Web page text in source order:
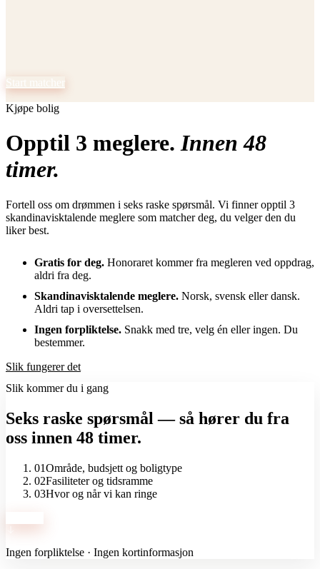
KjøpeMatch med skandinavisk megler
Selge
Opptil 3 meglere som vil selge for deg
Nybygg
Advokat
Verktøy
Guider
Områder
Kostnadskalkulator
Modelo 210-kalkulator
Eiendomsordliste
Kjøpe bolig
Opptil 3 meglere. Innen 48
timer.
Fortell oss om drømmen i seks raske spørsmål. Vi finner opptil 3
skandinavisktalende meglere som matcher deg, du velger den du
liker best.
Gratis for deg. Honoraret kommer fra megleren ved oppdrag,
aldri fra deg.
Skandinavisktalende meglere. Norsk, svensk eller dansk.
Aldri tap i oversettelsen.
Ingen forpliktelse. Snakk med tre, velg én eller ingen. Du
bestemmer.
Slik fungerer det
Slik kommer du i gang
Seks raske spørsmål — så hører du fra
oss innen 48 timer.
01Område, budsjett og boligtype
02Fasiliteter og tidsramme
03Hvor og når vi kan ringe
Ingen forpliktelse · Ingen kortinformasjon